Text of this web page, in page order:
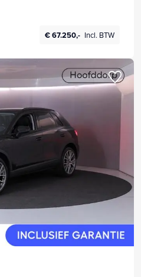
€ 67.250,- Incl. BTW